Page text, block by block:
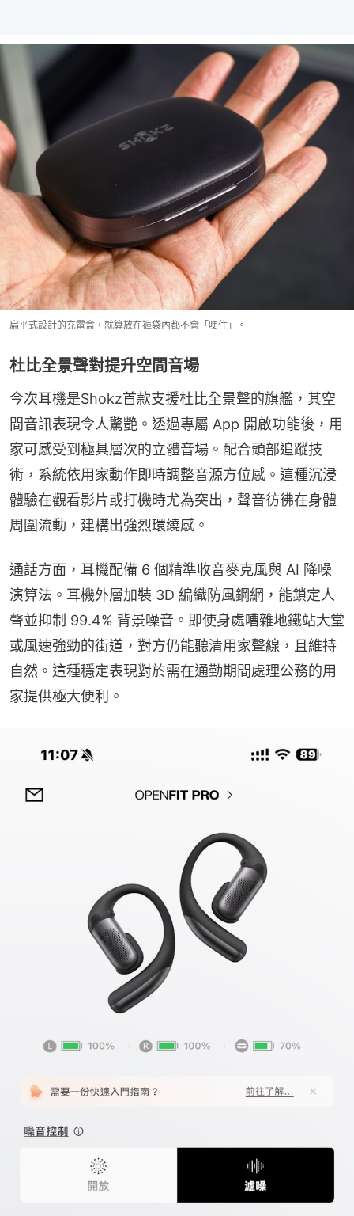
扁平式設計的充電盒，就算放在褲袋內都不會「哽住」。
杜比全景聲對提升空間音場
今次耳機是Shokz首款支援杜比全景聲的旗艦，其空
間音訊表現令人驚艷。透過專屬 App 開啟功能後，用
家可感受到極具層次的立體音場。配合頭部追蹤技
術，系統依用家動作即時調整音源方位感。這種沉浸
體驗在觀看影片或打機時尤為突出，聲音彷彿在身體
周圍流動，建構出強烈環繞感。
通話方面，耳機配備 6 個精準收音麥克風與 AI 降噪
演算法。耳機外層加裝 3D 編織防風鋼網，能鎖定人
聲並抑制 99.4% 背景噪音。即使身處嘈雜地鐵站大堂
或風速強勁的街道，對方仍能聽清用家聲線，且維持
自然。這種穩定表現對於需在通勤期間處理公務的用
家提供極大便利。